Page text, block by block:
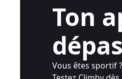
Ton
Vous êtes sportif ?